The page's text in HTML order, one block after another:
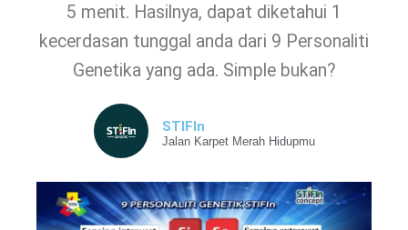
5 menit. Hasilnya, dapat diketahui 1
kecerdasan tunggal anda dari 9 Personaliti
Genetika yang ada. Simple bukan?
STIFIn
Jalan Karpet Merah Hidupmu